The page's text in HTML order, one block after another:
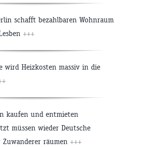
schafft bezahlbaren Wohnraum
+++
wird Heizkosten massiv in die
kaufen und entmieten
müssen wieder Deutsche
räumen +++